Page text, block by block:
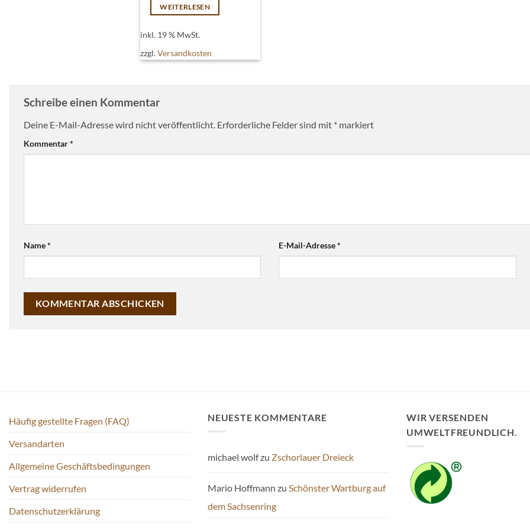
Produktseite
WEITERLESEN
inkl. 19 % MwSt.
zzgl.Versandkosten
Schreibe einen Kommentar
Deine E-Mail-Adresse wird nicht veröffentlicht. Erforderliche Felder sind mit * markiert
Kommentar*
Name* E-Mail-Adresse*
Häufig gestellte Fragen (FAQ)
Versandarten
Allgemeine Geschäftsbedingungen
Vertrag widerrufen
Datenschutzerklärung
NEUESTE KOMMENTARE
michael wolfzu Zschorlauer Dreieck
Mario Hoffmann zu Schönster Wartburg auf
dem Sachsenring
WIR VERSENDEN
UMWELTFREUNDLICH.